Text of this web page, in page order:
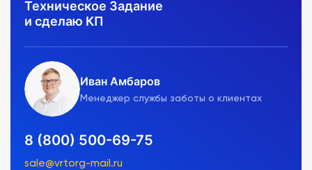
Техническое Задание
и сделаю КП
Иван Амбаров
Менеджер службы заботы о клиентах
8 (800) 500-69-75
sale@vrtorg-mail.ru